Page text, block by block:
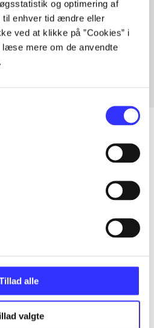
og optimering af
til enhver tid ændre eller
ved at klikke på ”Cookies” i
læse mere om de anvendte
alle
valgte
emner